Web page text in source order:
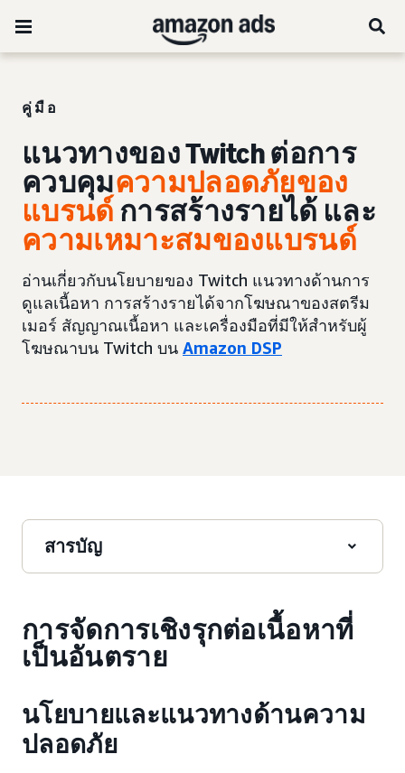
คู่มือ
แนวทางของ Twitch ต่อการ
ควบคุมความปลอดภัยของ
แบรนด์ การสร้างรายได้ และ
ความเหมาะสมของแบรนด์
อ่านเกี่ยวกับนโยบายของ Twitch แนวทางด้านการ
ดูแลเนื้อหา การสร้างรายได้จากโฆษณาของสตรีม
เมอร์ สัญญาณเนื้อหา และเครื่องมือที่มีให้สำหรับผู้
โฆษณาบน Twitch บน Amazon DSP
สารบัญ
การจัดการเชิงรุกต่อเนื้อหาที่
เป็นอันตราย
นโยบายและแนวทางด้านความ
ปลอดภัย